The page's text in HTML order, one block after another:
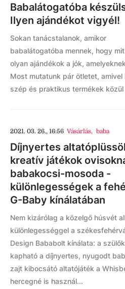
Babalátogatóba
Ilyen ajándékot vigyél!
Sokan tanácstalanok, amikor
babalátogatóba mennek, hogy
olyan ajándékok a jók,
Most mutatunk pár ötletet,
szép és praktikus termékek
2021. 03. 26., 16:56 Vásárlás, baba
Díjnyertes
kreatív játékok
babakocsi-mosoda -
különlegességek a
G-Baby kínálatában
Nem kizárólag a közelgő húsvét
különlegességgel a
Design Bababolt kínálata: a
kapható a díjnyertes, nyugodt
zajt kibocsátó altatójáték a
hercegné is használ...